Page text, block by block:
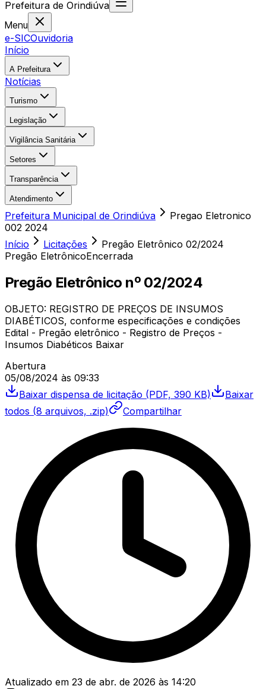
Prefeitura de Orindiúva
Menu
e-SICOuvidoria
Início
A Prefeitura
Notícias
Turismo
Legislação
Vigilância Sanitária
Setores
Transparência
Atendimento
Prefeitura Municipal de Orindiúva
Pregao Eletronico
002 2024
Início
Licitações Pregão Eletrônico 02/2024
Pregão EletrônicoEncerrada
Pregão Eletrônico nº 02/2024
OBJETO: REGISTRO DE PREÇOS DE INSUMOS
DIABÉTICOS, conforme especificações e condições
Edital - Pregão eletrônico - Registro de Preços -
Insumos Diabéticos Baixar
Abertura
05/08/2024 às 09:33
Baixar dispensa de licitação (PDF, 390 KB)
Baixar
todos (8 arquivos, .zip) Compartilhar
Atualizado em 23 de abr. de 2026 às 14:20